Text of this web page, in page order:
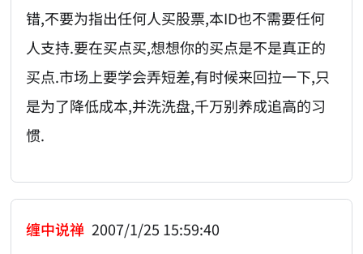
错,不要为指出任何人买股票,本ID也不需要任何
人支持.要在买点买,想想你的买点是不是真正的
买点.市场上要学会弄短差,有时候来回拉一下,只
是为了降低成本,并洗洗盘,千万别养成追高的习
惯.
缠中说禅 2007/1/25 15:59:40